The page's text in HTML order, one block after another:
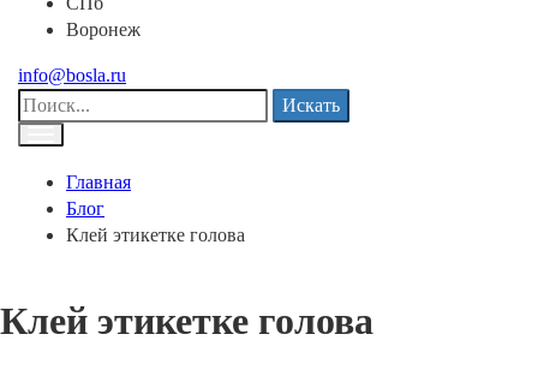
Воронеж
info@bosla.ru
Искать
Главная
Блог
Клей этикетке голова
Клей этикетке голова